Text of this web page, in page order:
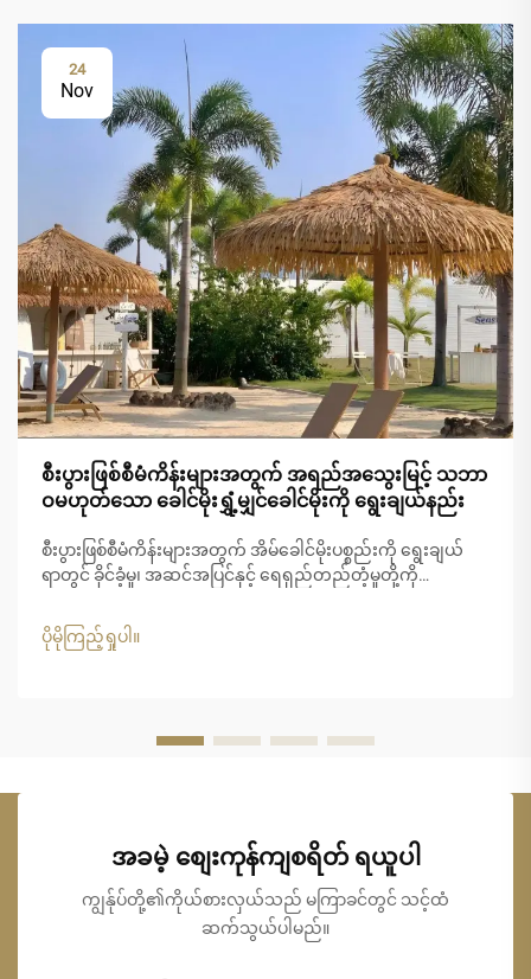
24
Nov
စီးပွားဖြစ်စီမံကိန်းများအတွက် အရည်အသွေးမြင့် သဘာ
ဝမဟုတ်သော ခေါင်မိုးရွှံ့မျှင်ခေါင်မိုးကို ရွေးချယ်နည်း
စီးပွားဖြစ်စီမံကိန်းများအတွက် အိမ်ခေါင်မိုးပစ္စည်းကို ရွေးချယ်
ရာတွင် ခိုင်ခံ့မှု၊ အဆင်အပြင်နှင့် ရေရှည်တည်တံ့မှုတို့ကို
အသွေးအရောင်ကို ရရှိလိုသော စီးပွားရေးလုပ်ငန်းများအတွက်
သာမောင်းလုံအိမ်ခေါင်မိုးသည် စံပြဖြစ်သော အဖြေရှာဖွေမှုတစ်ခု
ပိုမိုကြည့်ရှုပါ။
အခမဲ့ စျေးကုန်ကျစရိတ် ရယူပါ
ကျွန်ုပ်တို့၏ကိုယ်စားလှယ်သည် မကြာခင်တွင် သင့်ထံ
ဆက်သွယ်ပါမည်။